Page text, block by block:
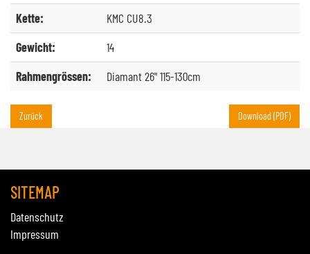
Kette:
KMC CU8.3
Gewicht:
14
Rahmengrössen:
Diamant 26" 115-130cm
Zurück Download (PDF)
SITEMAP
Datenschutz
Impressum